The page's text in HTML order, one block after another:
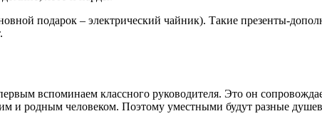
подарок – электрический чайник). Такие презенты-
вспоминаем классного руководителя. Это он
и родным человеком. Поэтому уместными будут разные